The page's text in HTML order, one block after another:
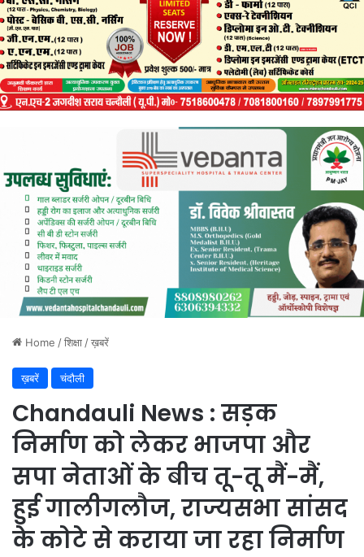
Home /शिक्षा /ख़बरें
ख़बरें चंदौली
Chandauli News : सड़क
निर्माण को लेकर भाजपा और
सपा नेताओं के बीच तू-तू मैं-मैं,
हुई गालीगलौज, राज्यसभा सांसद
के कोटे से कराया जा रहा निर्माण